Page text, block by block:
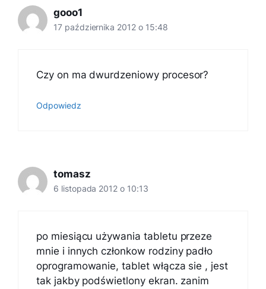
gooo1
17 października 2012 o 15:48
Czy on ma dwurdzeniowy procesor?
Odpowiedz
tomasz
6 listopada 2012 o 10:13
po miesiącu używania tabletu przeze
mnie i innych członkow rodziny padło
oprogramowanie, tablet włącza sie , jest
tak jakby podświetlony ekran. zanim